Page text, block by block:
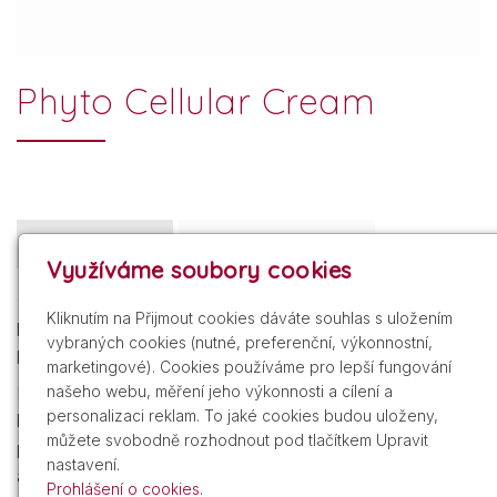
Phyto Cellular Cream
porcelánu značky Bernardaud z Limoges, opětovně
plnitelný)
Mimořádně šetrná, jemně krémová pleťová péče s
koktejlem nejexkluzivnějších aktivních ingrediencí dokáže
pokožce doslova vdechnout energii, regeneruje ji, vyplní
a rozzáří mladistvě zdravým vzhledem.
Využíváme soubory cookies
Kliknutím na Přijmout cookies dáváte souhlas s uložením
vybraných cookies (nutné, preferenční, výkonnostní,
marketingové). Cookies používáme pro lepší fungování
našeho webu, měření jeho výkonnosti a cílení a
personalizaci reklam. To jaké cookies budou uloženy,
můžete svobodně rozhodnout pod tlačítkem Upravit
nastavení.
Prohlášení o cookies.